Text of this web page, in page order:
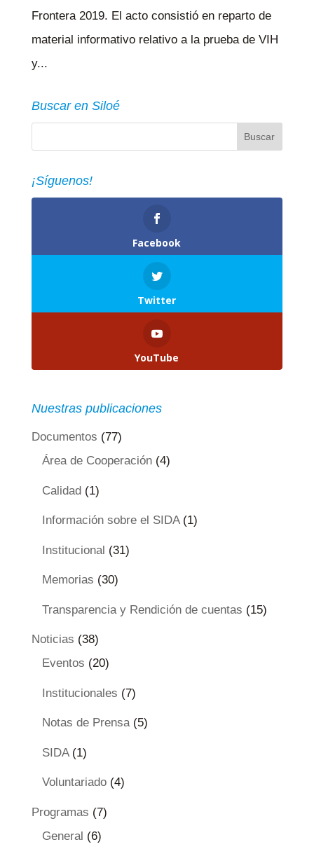
Frontera 2019. El acto consistió en reparto de
material informativo relativo a la prueba de VIH
y...
Buscar en Siloé
¡Síguenos!
Facebook
Twitter
YouTube
Nuestras publicaciones
Documentos (77)
Área de Cooperación(4)
Calidad(1)
Información sobre el SIDA(1)
Institucional (31)
Memorias (30)
Transparencia y Rendición de cuentas (15)
Noticias (38)
Eventos (20)
Institucionales (7)
Notas de Prensa(5)
SIDA(1)
Voluntariado(4)
Programas (7)
General (6)